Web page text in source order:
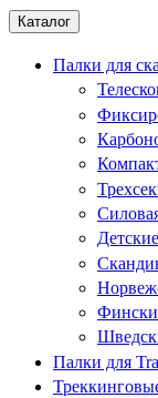
Каталог
Палки для
Палки для